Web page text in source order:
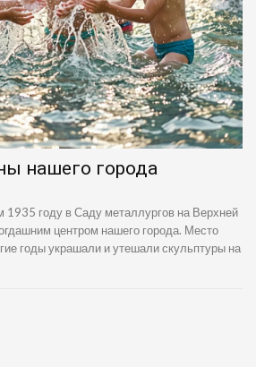
нашего города
1935 году в Саду металлургов на Верхней
центром нашего города. Место
годы украшали и утешали скульптуры на